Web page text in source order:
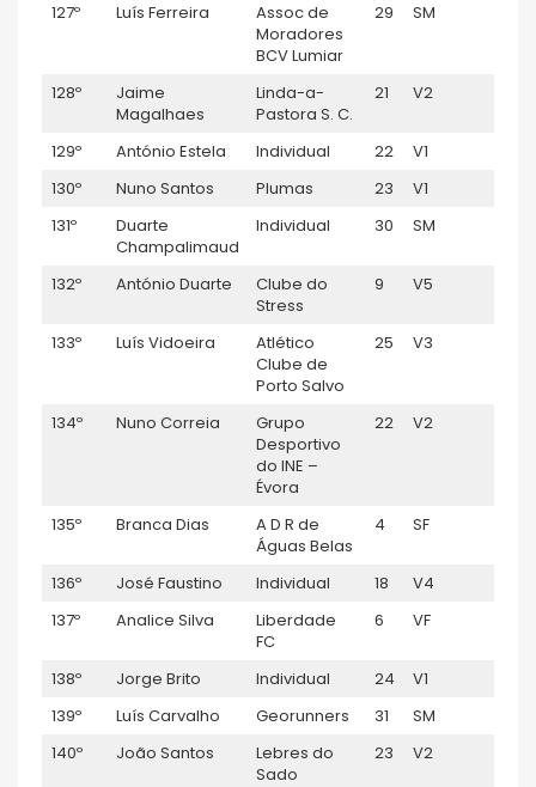
127º Luís Ferreira
Assoc de
Moradores
BCV Lumiar
29 SM
128º
Jaime
Magalhaes
Linda-a-
Pastora S. C.
21 V2
129º António Estela Individual 22 V1
130º
Nuno Santos Plumas 23 V1
131º
Duarte
Champalimaud
Individual 30 SM
132º António Duarte
Clube do
Stress
9 V5
133º Luís Vidoeira
Atlético
Clube de
Porto Salvo
25 V3
134º Nuno Correia
Grupo
Desportivo
do INE –
Évora
22 V2
135º Branca Dias
A D R de
Águas Belas
4 SF
136º José Faustino Individual 18 V4
137º
Analice Silva
Liberdade
FC
6 VF
138º Jorge Brito Individual 24 V1
139º
Luís Carvalho Georunners 31 SM
140º
João Santos
Lebres do
Sado
23 V2